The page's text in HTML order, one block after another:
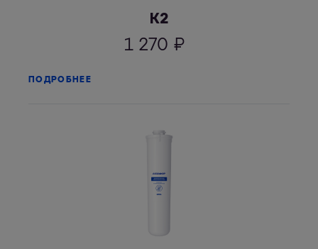
К2
1 270 ₽
ПОДРОБНЕЕ